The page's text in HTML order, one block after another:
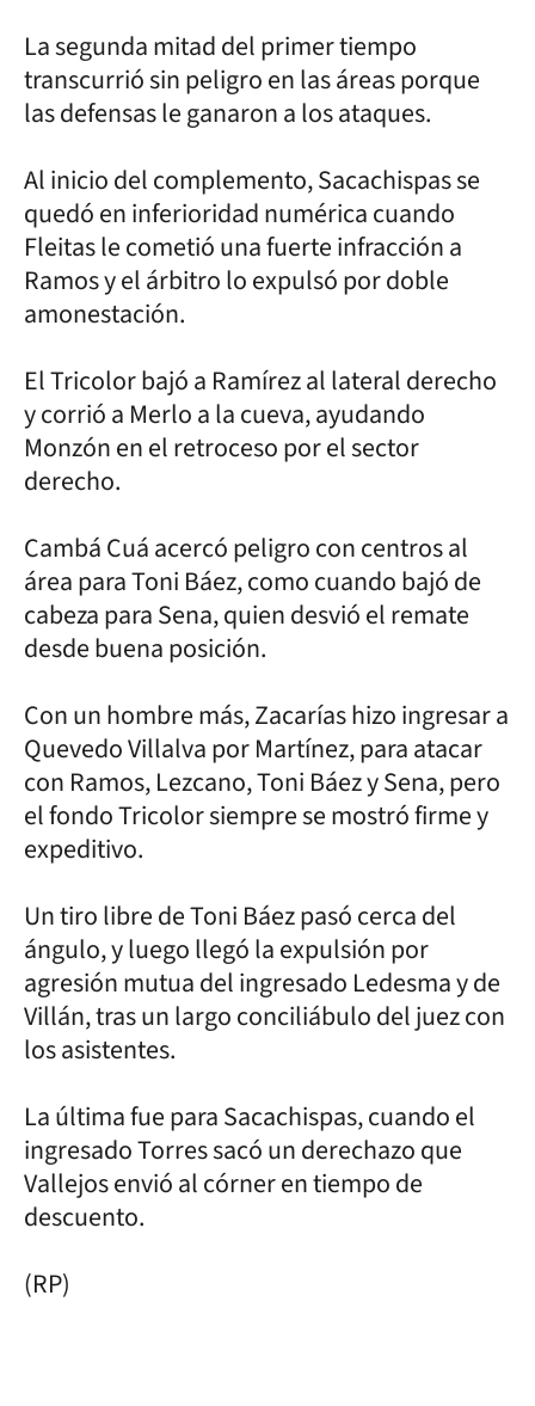
La segunda mitad del primer tiempo
transcurrió sin peligro en las áreas porque
las defensas le ganaron a los ataques.
Al inicio del complemento, Sacachispas se
quedó en inferioridad numérica cuando
Fleitas le cometió una fuerte infracción a
Ramos y el árbitro lo expulsó por doble
amonestación.
El Tricolor bajó a Ramírez al lateral derecho
y corrió a Merlo a la cueva, ayudando
Monzón en el retroceso por el sector
derecho.
Cambá Cuá acercó peligro con centros al
área para Toni Báez, como cuando bajó de
cabeza para Sena, quien desvió el remate
desde buena posición.
Con un hombre más, Zacarías hizo ingresar a
Quevedo Villalva por Martínez, para atacar
con Ramos, Lezcano, Toni Báez y Sena, pero
el fondo Tricolor siempre se mostró firme y
expeditivo.
Un tiro libre de Toni Báez pasó cerca del
ángulo, y luego llegó la expulsión por
agresión mutua del ingresado Ledesma y de
Villán, tras un largo conciliábulo del juez con
los asistentes.
La última fue para Sacachispas, cuando el
ingresado Torres sacó un derechazo que
Vallejos envió al córner en tiempo de
descuento.
(RP)